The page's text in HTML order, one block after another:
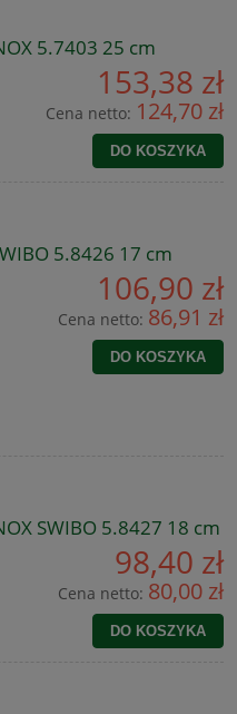
5.7403 25 cm
153,38 zł
Cena netto: 124,70 zł
DO KOSZYKA
5.8426 17 cm
106,90 zł
Cena netto: 86,91 zł
DO KOSZYKA
SWIBO 5.8427 18 cm
98,40 zł
Cena netto: 80,00 zł
DO KOSZYKA